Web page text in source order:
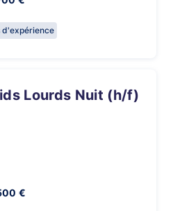
d'expérience
Lourds Nuit (h/f)
€